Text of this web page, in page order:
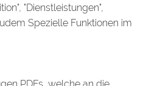
"Dienstleistungen",
Spezielle Funktionen im